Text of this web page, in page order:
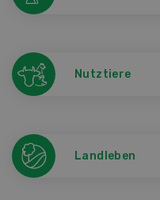
Nutztiere
Landleben